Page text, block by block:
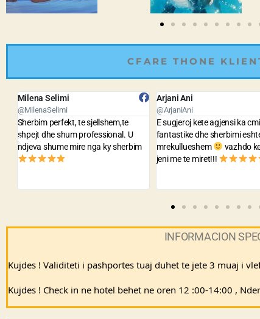
CFARE THONE
Arjani Ani
@ArjaniAni
E sugjeroj kete agjensi ka cmime
fantastike dhe sherbimi eshte i
mrekullueshem
vazhdo keshtu
jeni me te miret!!!
Bledar Kola
@BledarKola
Agjensia me e lire dhe me e
staf sh te sjellshem dhe gati
ndihmojne per cdo problem.
sygjeroj te gjithve.
INFORMACION
Kujdes ! Validiteti i pashportes tuaj duhet te jete 3 muaj i
Kujdes ! Check in ne hotel behet ne oren 12 :00-14:00 ,